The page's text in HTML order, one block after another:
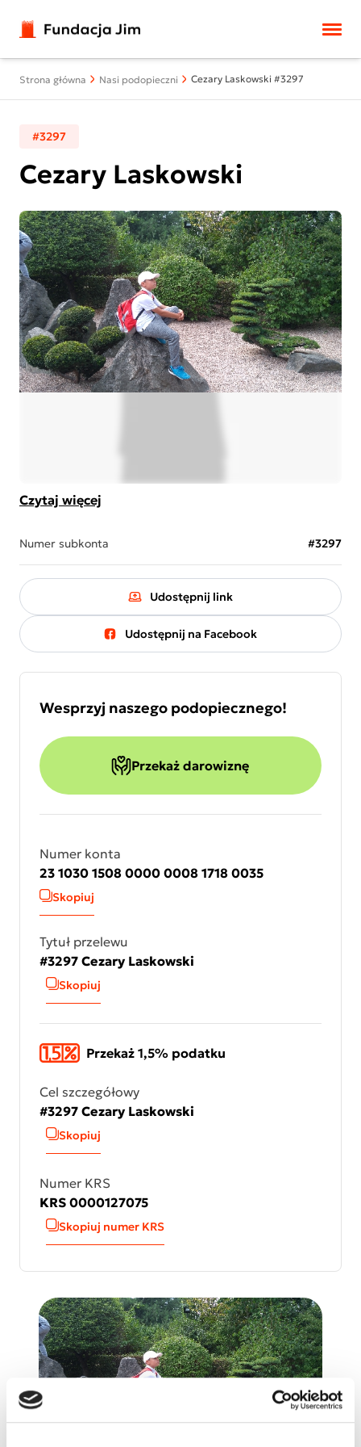
Strona główna Nasi podopieczni Cezary Laskowski #3297
#3297
Cezary Laskowski
Czytaj więcej
Numer subkonta #3297
Udostępnij link
Udostępnij na Facebook
Wesprzyj naszego podopiecznego!
Przekaż darowiznę
Numer konta
23 1030 1508 0000 0008 1718 0035
Skopiuj
Tytuł przelewu
#3297 Cezary Laskowski
Skopiuj
Przekaż 1,5% podatku
Cel szczegółowy
#3297 Cezary Laskowski
Skopiuj
Numer KRS
KRS 0000127075
Skopiuj numer KRS